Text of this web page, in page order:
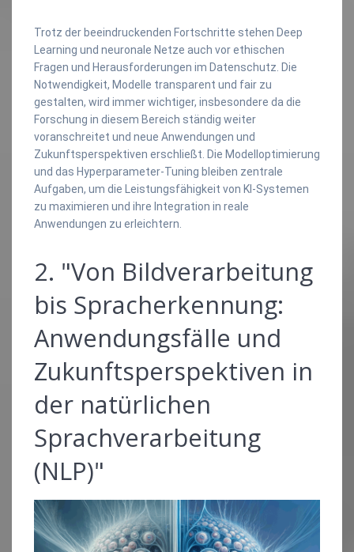
Trotz der beeindruckenden Fortschritte stehen Deep
Learning und neuronale Netze auch vor ethischen
Fragen und Herausforderungen im Datenschutz. Die
Notwendigkeit, Modelle transparent und fair zu
gestalten, wird immer wichtiger, insbesondere da die
Forschung in diesem Bereich ständig weiter
voranschreitet und neue Anwendungen und
Zukunftsperspektiven erschließt. Die Modelloptimierung
und das Hyperparameter-Tuning bleiben zentrale
Aufgaben, um die Leistungsfähigkeit von KI-Systemen
zu maximieren und ihre Integration in reale
Anwendungen zu erleichtern.
2. "Von Bildverarbeitung
bis Spracherkennung:
Anwendungsfälle und
Zukunftsperspektiven in
der natürlichen
Sprachverarbeitung
(NLP)"